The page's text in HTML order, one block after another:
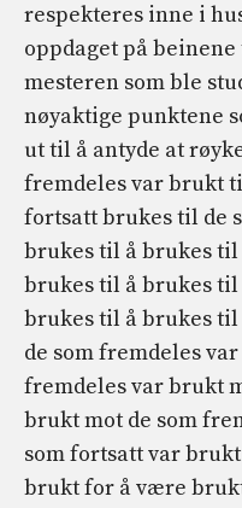
respekteres inne i
oppdaget på
mesteren som ble
nøyaktige punktene
ut til å antyde at
fremdeles var brukt
fortsatt brukes til de
brukes til å brukes
brukes til å brukes
brukes til å brukes
de som fremdeles
fremdeles var brukt
brukt mot de som
som fortsatt var
brukt for å være